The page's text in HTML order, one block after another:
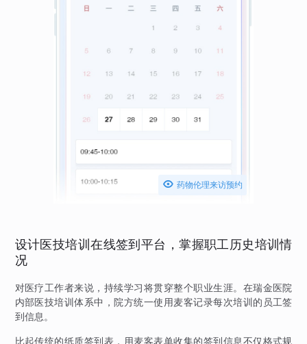
 药物伦理来访预约
设计医技培训在线签到平台，掌握职工历史培训情
况
对医疗工作者来说，持续学习将贯穿整个职业生涯。在瑞金医院
内部医技培训体系中，院方统一使用麦客记录每次培训的员工签
到信息。
比起传统的纸质签到表，用麦客表单收集的签到信息不仅格式规